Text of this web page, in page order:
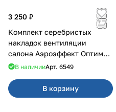
3 250 ₽
Комплект серебристых
накладок вентиляции
салона Аэроэффект Оптимал
на 4х4
В наличииАрт. 6549
В корзину